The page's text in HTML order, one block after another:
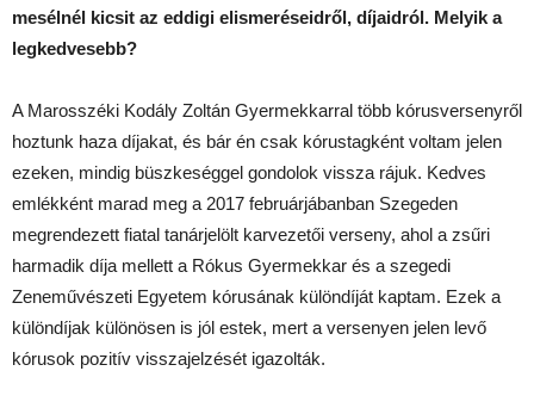
mesélnél kicsit az eddigi elismeréseidről, díjaidról. Melyik a
legkedvesebb?
A Marosszéki Kodály Zoltán Gyermekkarral több kórusversenyről
hoztunk haza díjakat, és bár én csak kórustagként voltam jelen
ezeken, mindig büszkeséggel gondolok vissza rájuk. Kedves
emlékként marad meg a 2017 februárjábanban Szegeden
megrendezett fiatal tanárjelölt karvezetői verseny, ahol a zsűri
harmadik díja mellett a Rókus Gyermekkar és a szegedi
Zeneművészeti Egyetem kórusának különdíját kaptam. Ezek a
különdíjak különösen is jól estek, mert a versenyen jelen levő
kórusok pozitív visszajelzését igazolták.